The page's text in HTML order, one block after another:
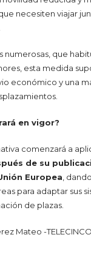
necesiten viajar
numerosas, que
esta medida
económico y una
en vigor?
comenzará a
de su
Europea,
para adaptar sus
de plazas.
Mateo -TELECINCO